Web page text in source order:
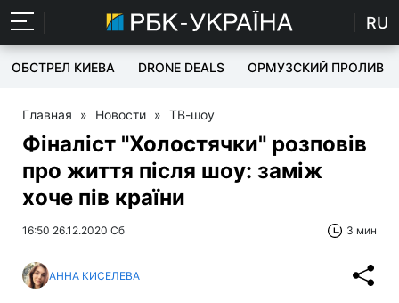
RU
ОБСТРЕЛ КИЕВА DRONE DEALS ОРМУЗСКИЙ ПРОЛИВ
Главная » Новости » ТВ-шоу
Фіналіст "Холостячки" розповів
про життя після шоу: заміж
хоче пів країни
16:50 26.12.2020 Сб 3 мин
АННА КИСЕЛЕВА